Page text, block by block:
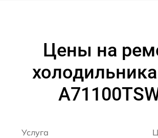
Цены на
холодильника
Услуга